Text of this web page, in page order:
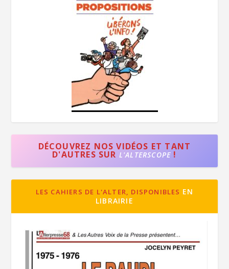
DÉCOUVREZ NOS VIDÉOS ET TANT
D'AUTRES SUR L'ALTERSCOPE !
LES CAHIERS DE L'ALTER, DISPONIBLES EN
LIBRAIRIE